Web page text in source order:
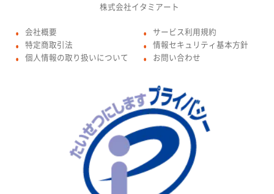
株式会社イタミアート
● 会社概要
● 特定商取引法
● 個人情報の取り扱いについて
● サービス利用規約
● 情報セキュリティ基本方針
● お問い合わせ